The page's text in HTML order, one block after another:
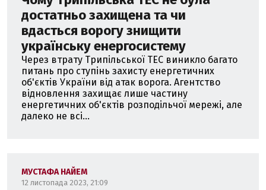
достатньо захищена та чи
вдасться ворогу знищити
українську енергосистему
Через втрату Трипільської ТЕС виникло багато
питань про ступінь захисту енергетичних
об'єктів України від атак ворога. Агентство
відновлення захищає лише частину
енергетичних об'єктів розподільчої мережі, але
далеко не всі...
МУСТАФА НАЙЕМ
12 листопада 2023, 21:09